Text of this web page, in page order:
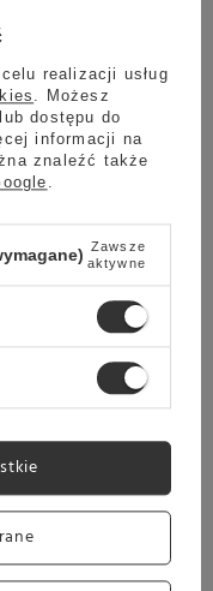
realizacji usług
. Możesz
dostępu do
informacji na
znaleźć także
.
Zawsze
aktywne